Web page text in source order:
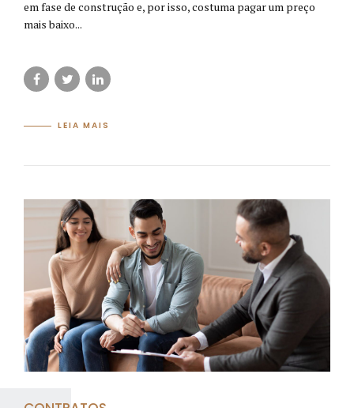
em fase de construção e, por isso, costuma pagar um preço
mais baixo...
LEIA MAIS